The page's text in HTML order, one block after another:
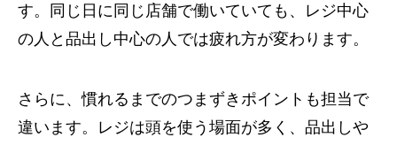
す。同じ日に同じ店舗で働いていても、レジ中心
の人と品出し中心の人では疲れ方が変わります。
さらに、慣れるまでのつまずきポイントも担当で
違います。レジは頭を使う場面が多く、品出しや